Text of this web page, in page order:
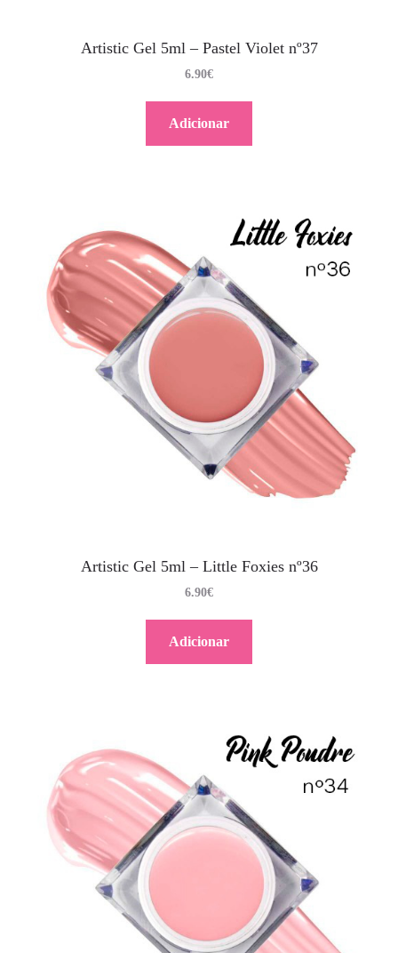
Artistic Gel 5ml – Pastel Violet nº37
6.90€
Adicionar
Artistic Gel 5ml – Little Foxies nº36
6.90€
Adicionar